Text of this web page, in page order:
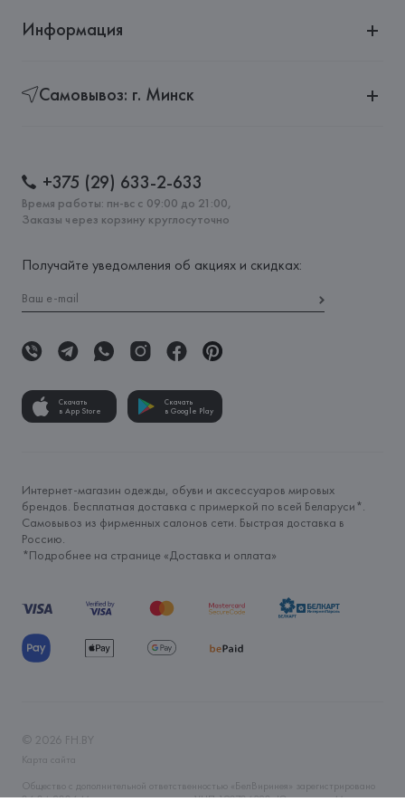
Информация
Самовывоз: г. Минск
+375 (29) 633-2-633
Время работы: пн-вс с 09:00 до 21:00,
Заказы через корзину круглосуточно
Получайте уведомления об акциях и скидках:
Скачать
в App Store
Скачать
в Google Play
Интернет-магазин одежды, обуви и аксессуаров мировых
брендов. Бесплатная доставка с примеркой по всей Беларуси*.
Самовывоз из фирменных салонов сети. Быстрая доставка в
Россию.
*Подробнее на странице «Доставка и оплата»
© 2026 FH.BY
Карта сайта
Общество с дополнительной ответственностью «БелВиринея» зарегистрировано
06.04.2006 Минским горисполкомом. УНП 190706320. Юр.адрес: г. Минск, ул.